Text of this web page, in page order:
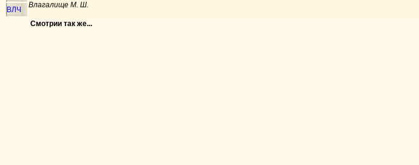
ВЛЧ
Влагалище М. Ш.
Смотрии так же...